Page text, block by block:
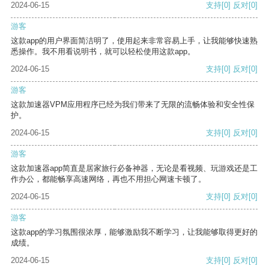
2024-06-15
支持[0] 反对[0]
游客
这款app的用户界面简洁明了，使用起来非常容易上手，让我能够快速熟
悉操作。我不用看说明书，就可以轻松使用这款app。
2024-06-15
支持[0] 反对[0]
游客
这款加速器VPM应用程序已经为我们带来了无限的流畅体验和安全性保
护。
2024-06-15
支持[0] 反对[0]
游客
这款加速器app简直是居家旅行必备神器，无论是看视频、玩游戏还是工
作办公，都能畅享高速网络，再也不用担心网速卡顿了。
2024-06-15
支持[0] 反对[0]
游客
这款app的学习氛围很浓厚，能够激励我不断学习，让我能够取得更好的
成绩。
2024-06-15
支持[0] 反对[0]